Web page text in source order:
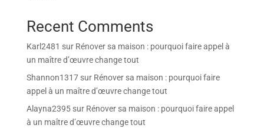
Recent Comments
Karl2481 sur Rénover sa maison : pourquoi faire appel à
un maître d’œuvre change tout
Shannon1317sur Rénover sa maison : pourquoi faire
appel à un maître d’œuvre change tout
Alayna2395sur Rénover sa maison : pourquoi faire appel
à un maître d’œuvre change tout